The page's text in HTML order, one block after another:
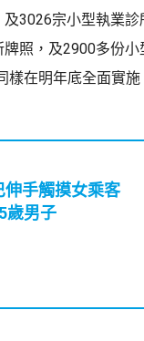
3026宗小型執業
照，及2900多份
樣在明年底全面實施
伸手觸摸女乘客
歲男子